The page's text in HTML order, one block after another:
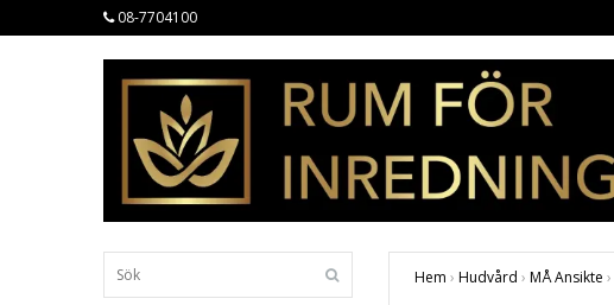
08-7704100
Hem › Hudvård › MÅ Ansikte ›